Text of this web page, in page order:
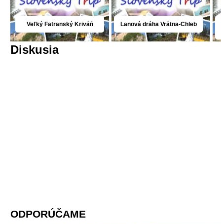
Veľký Fatranský Kriváň Lanová dráha Vrátna-Chleb
Diskusia
ODPORÚČAME